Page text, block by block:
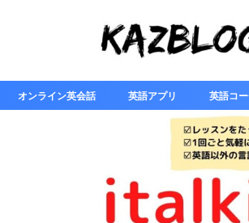
オンライン英会話 英語アプリ 英語コ